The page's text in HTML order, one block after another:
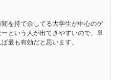
を持て余してる大学生が中心のゲ
という人が出てきやすいので、単
最も有効だと思います。